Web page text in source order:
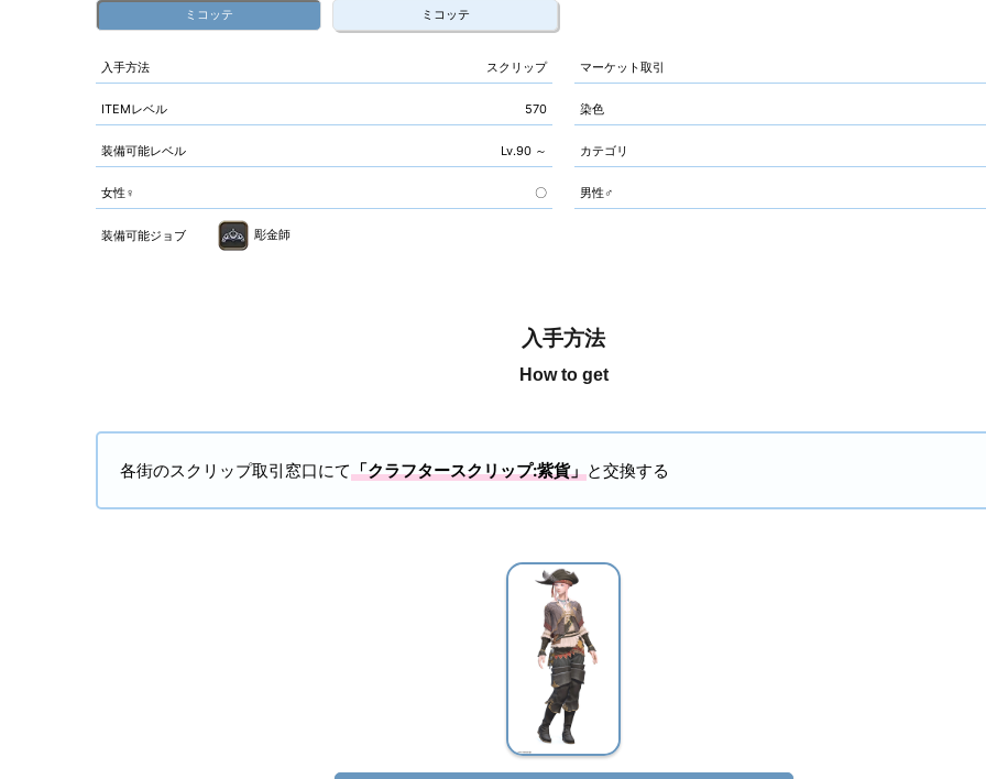
ミコッテ
ミコッテ
入手方法 スクリップ マーケット取引
ITEMレベル 570 染色
装備可能レベル Lv.90 ～ カテゴリ
女性♀ 〇 男性♂
装備可能ジョブ 彫金師
入手方法
How to get
各街のスクリップ取引窓口にて「クラフタースクリップ:紫貨」と交換する